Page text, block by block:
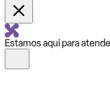
Estamos aqui para